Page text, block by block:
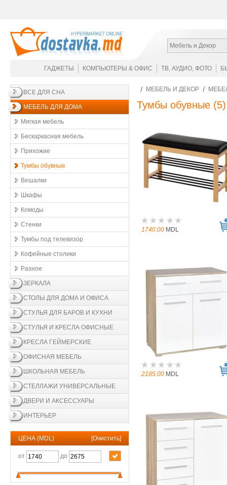
Мебель и Декор
ГАДЖЕТЫ КОМПЬЮТЕРЫ & ОФИС ТВ, АУДИО, ФОТО
ВСЕ ДЛЯ СНА
МЕБЕЛЬ ДЛЯ ДОМА
Мягкая мебель
Бескаркасная мебель
Прихожие
Тумбы обувные
Вешалки
Шкафы
Комоды
Стенки
Тумбы под телевизор
Кофейные столики
Разное
ЗЕРКАЛА
СТОЛЫ ДЛЯ ДОМА И ОФИСА
СТУЛЬЯ ДЛЯ БАРОВ И КУХНИ
СТУЛЬЯ И КРЕСЛА ОФИСНЫЕ
КРЕСЛА ГЕЙМЕРСКИЕ
ОФИСНАЯ МЕБЕЛЬ
ШКОЛЬНАЯ МЕБЕЛЬ
СТЕЛЛАЖИ УНИВЕРСАЛЬНЫЕ
ДВЕРИ И АКСЕССУАРЫ
ИНТЕРЬЕР
ЦЕНА (MDL) [Очистить]
от до
МЕБЕЛЬ И ДЕКОР
Тумбы обувные (5)
1740.00 MDL
2185.00 MDL